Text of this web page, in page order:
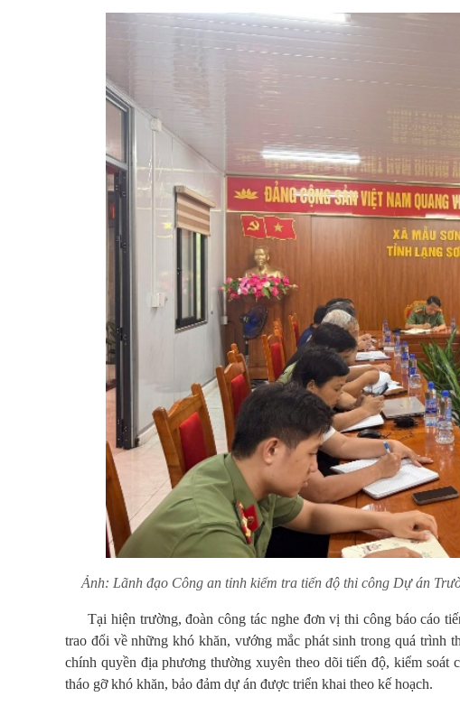
Ảnh: Lãnh đạo Công an tỉnh kiểm tra tiến độ thi công Dự án
Tại hiện trường, đoàn công tác nghe đơn vị thi công báo cáo
trao đổi về những khó khăn, vướng mắc phát sinh trong quá trình
chính quyền địa phương thường xuyên theo dõi tiến độ, kiểm
tháo gỡ khó khăn, bảo đảm dự án được triển khai theo kế hoạch.